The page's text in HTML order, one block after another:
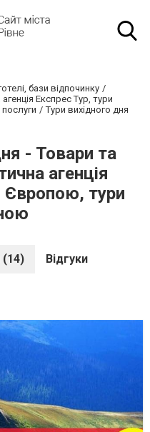
бази відпочинку
Експрес Тур, тури
Тури вихідного дня
- Товари та
агенція
Європою, тури
(14) Відгуки